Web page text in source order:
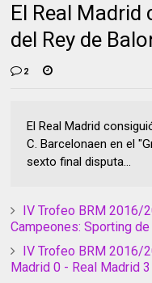
El Real Madrid
del Rey de
2
El Real Madrid
C. Barcelonaen en el
sexto final disputa...
IV Trofeo BRM 2016/
Campeones: Sporting
IV Trofeo BRM 2016/
Madrid 0 - Real Madrid 3